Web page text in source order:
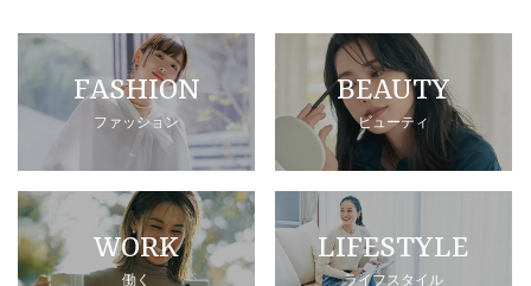
FASHION
ファッション
BEAUTY
ビューティ
WORK
働く
LIFESTYLE
ライフスタイル